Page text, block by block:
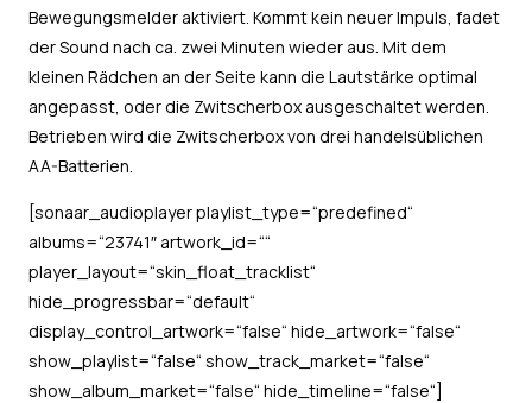
Bewegungsmelder aktiviert. Kommt kein neuer Impuls, fadet
der Sound nach ca. zwei Minuten wieder aus. Mit dem
kleinen Rädchen an der Seite kann die Lautstärke optimal
angepasst, oder die Zwitscherbox ausgeschaltet werden.
Betrieben wird die Zwitscherbox von drei handelsüblichen
AA-Batterien.
[sonaar_audioplayer playlist_type=“predefined“
albums=“23741″ artwork_id=““
player_layout=“skin_float_tracklist“
hide_progressbar=“default“
display_control_artwork=“false“ hide_artwork=“false“
show_playlist=“false“ show_track_market=“false“
show_album_market=“false“ hide_timeline=“false“]